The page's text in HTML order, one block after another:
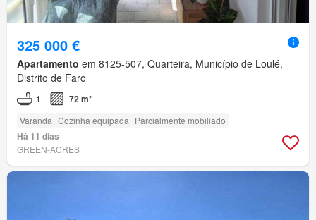
325 000 €
Apartamento em 8125-507, Quarteira, Município de Loulé,
Distrito de Faro
1 72 m²
Varanda Cozinha equipada Parcialmente mobiliado
Há 11 dias
GREEN-ACRES